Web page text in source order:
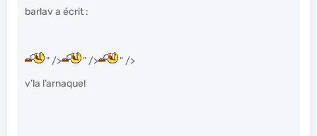
barlav a écrit :
" /> " />
" />
v’la l’arnaque!